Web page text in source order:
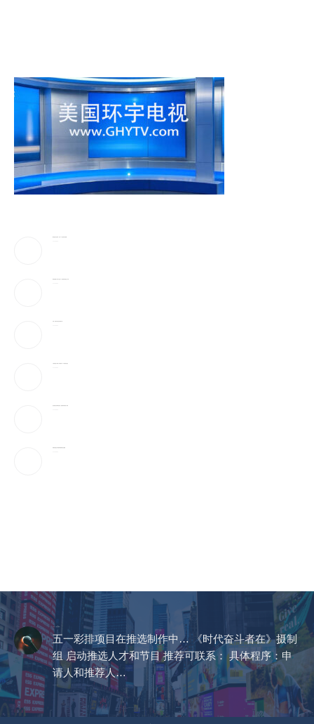
五一彩排项目在推选制作中… 《时代奋斗者在》摄制
组 启动推选人才和节目 推荐可联系： 具体程序：申
请人和推荐人…